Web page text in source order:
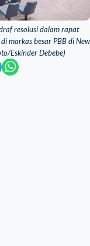
resolusi dalam rapat
markas besar PBB di New
Eskinder Debebe)